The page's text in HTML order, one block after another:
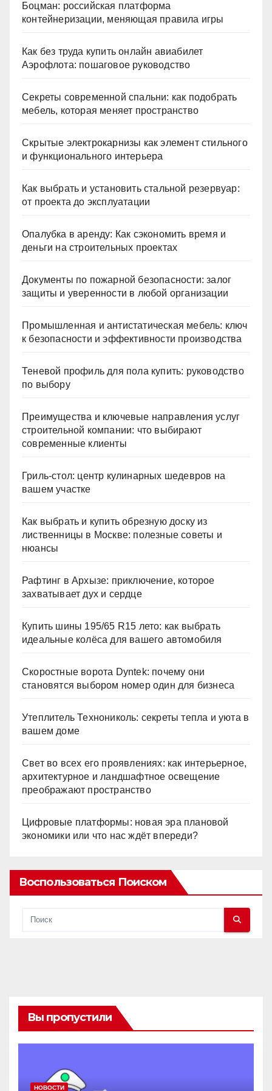
Боцман: российская платформа
контейнеризации, меняющая правила игры
Как без труда купить онлайн авиабилет
Аэрофлота: пошаговое руководство
Секреты современной спальни: как подобрать
мебель, которая меняет пространство
Скрытые электрокарнизы как элемент стильного
и функционального интерьера
Как выбрать и установить стальной резервуар:
от проекта до эксплуатации
Опалубка в аренду: Как сэкономить время и
деньги на строительных проектах
Документы по пожарной безопасности: залог
защиты и уверенности в любой организации
Промышленная и антистатическая мебель: ключ
к безопасности и эффективности производства
Теневой профиль для пола купить: руководство
по выбору
Преимущества и ключевые направления услуг
строительной компании: что выбирают
современные клиенты
Гриль-стол: центр кулинарных шедевров на
вашем участке
Как выбрать и купить обрезную доску из
лиственницы в Москве: полезные советы и
нюансы
Рафтинг в Архызе: приключение, которое
захватывает дух и сердце
Купить шины 195/65 R15 лето: как выбрать
идеальные колёса для вашего автомобиля
Скоростные ворота Dyntek: почему они
становятся выбором номер один для бизнеса
Утеплитель Технониколь: секреты тепла и уюта в
вашем доме
Свет во всех его проявлениях: как интерьерное,
архитектурное и ландшафтное освещение
преображают пространство
Цифровые платформы: новая эра плановой
экономики или что нас ждёт впереди?
Воспользоваться Поиском
Вы пропустили
НОВОСТИ